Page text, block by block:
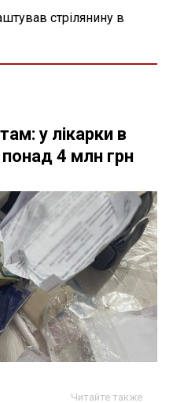
стрілянину в
у лікарки в
4 млн грн
Читайте также